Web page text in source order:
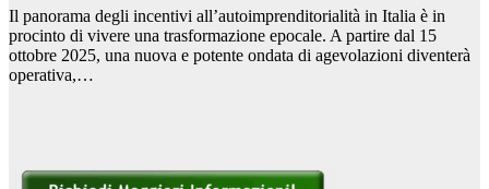
Il panorama degli incentivi all’autoimprenditorialità in Italia è in
procinto di vivere una trasformazione epocale. A partire dal 15
ottobre 2025, una nuova e potente ondata di agevolazioni diventerà
operativa,…